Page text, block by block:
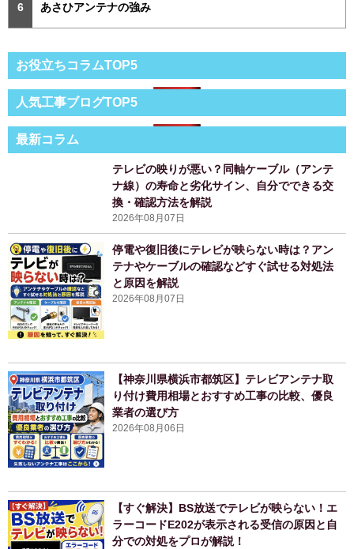
あさひアンテナの強み
お役立ちコラムTOP5
人気工事ブログTOP5
最新コラム
テレビの映りが悪い？同軸ケーブル（アンテ
ナ線）の寿命と劣化サイン、自分でできる交
換・確認方法を解説
2026年08月07日
停電や復旧後にテレビが映らない時は？アン
テナやケーブルの確認などすぐ試せる対処法
と原因を解説
2026年08月07日
【神奈川県横浜市都筑区】テレビアンテナ取
り付け費用相場とおすすめ工事の比較、優良
業者の選び方
2026年08月06日
【すぐ解決】BS放送でテレビが映らない！エ
ラーコードE202が表示される受信の原因と自
分での対処をプロが解説！